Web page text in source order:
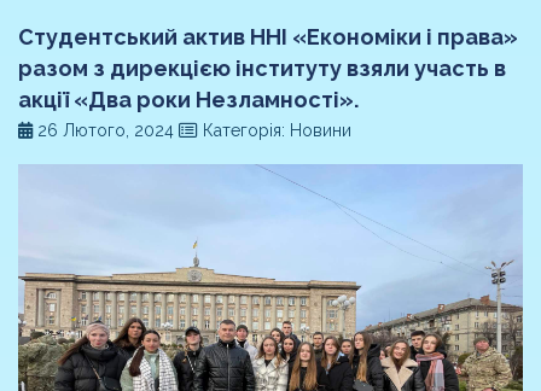
Студентський актив ННІ «Економіки і права»
разом з дирекцією інституту взяли участь в
акції «Два роки Незламності».
26 Лютого, 2024 Категорія: Новини